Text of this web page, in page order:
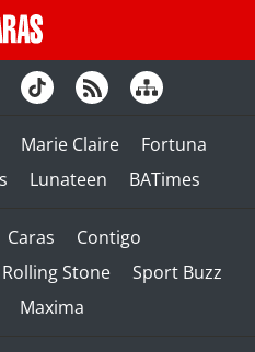
Marie Claire
Fortuna
Lunateen BATimes
Caras
Contigo
Rolling Stone
Sport Buzz
Maxima